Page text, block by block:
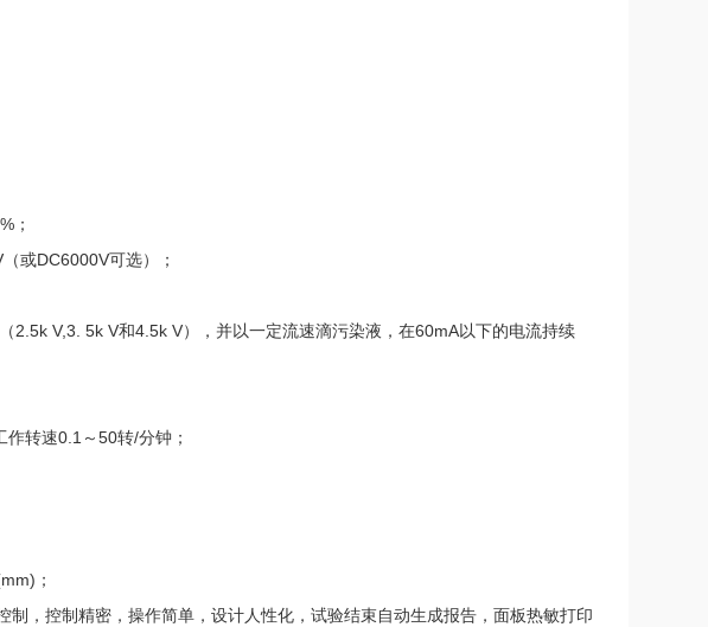
；
或DC6000V可选）；
2.5k V,3. 5k V和4.5k V），并以一定流速滴污染液，在60mA以下的电流持续
转速0.1～50转/分钟；
；
，控制精密，操作简单，设计人性化，试验结束自动生成报告，面板热敏打印